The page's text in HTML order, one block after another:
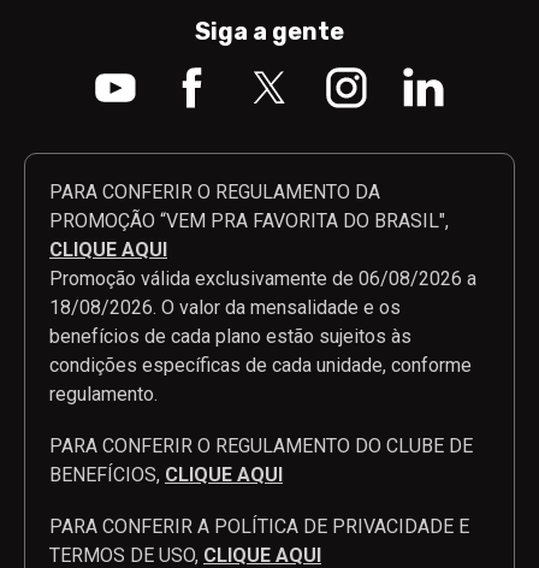
Siga a gente
PARA CONFERIR O REGULAMENTO DA
PROMOÇÃO “VEM PRA FAVORITA DO BRASIL",
CLIQUE AQUI
Promoção válida exclusivamente de 06/08/2026 a
18/08/2026. O valor da mensalidade e os
benefícios de cada plano estão sujeitos às
condições específicas de cada unidade, conforme
regulamento.
PARA CONFERIR O REGULAMENTO DO CLUBE DE
BENEFÍCIOS, CLIQUE AQUI
PARA CONFERIR A POLÍTICA DE PRIVACIDADE E
TERMOS DE USO, CLIQUE AQUI